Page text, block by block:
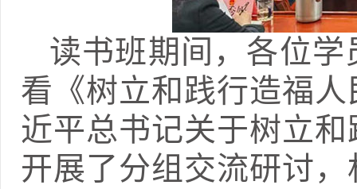
读书班期间，各位
看《树立和践行造福
近平总书记关于树立
开展了分组交流研讨